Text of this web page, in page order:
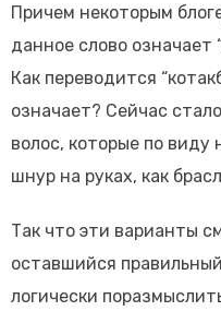
Причем некоторым
данное слово означает
Как переводится
означает? Сейчас
волос, которые по
шнур на руках, как
Так что эти варианты
оставшийся
логически